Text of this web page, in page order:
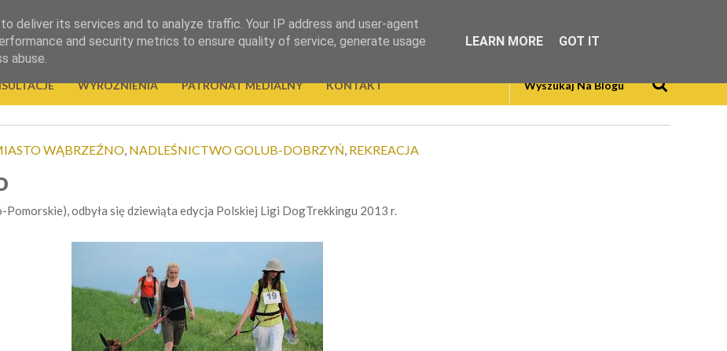
WYRÓŻNIENIA PATRONAT MEDIALNY KONTAKT
WĄBRZEŹNO, NADLEŚNICTWO GOLUB-DOBRZYŃ, REKREACJA
odbyła się dziewiąta edycja Polskiej Ligi DogTrekkingu 2013 r.
deliver its services and to analyze traffic. Your IP address and user-agent
and security metrics to ensure quality of service, generate usage
abuse.
LEARN MORE GOT IT